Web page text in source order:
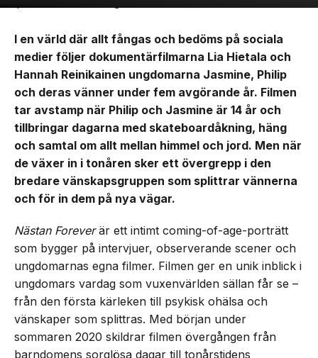
I en värld där allt fångas och bedöms på sociala
medier följer dokumentärfilmarna Lia Hietala och
Hannah Reinikainen ungdomarna Jasmine, Philip
och deras vänner under fem avgörande år. Filmen
tar avstamp när Philip och Jasmine är 14 år och
tillbringar dagarna med skateboardåkning, häng
och samtal om allt mellan himmel och jord. Men när
de växer in i tonåren sker ett övergrepp i den
bredare vänskapsgruppen som splittrar vännerna
och för in dem på nya vägar.
Nästan Foreverär ett intimt coming-of-age-porträtt
som bygger på intervjuer, observerande scener och
ungdomarnas egna filmer. Filmen ger en unik inblick i
ungdomars vardag som vuxenvärlden sällan får se –
från den första kärleken till psykisk ohälsa och
vänskaper som splittras. Med början under
sommaren 2020 skildrar filmen övergången från
barndomens sorglösa dagar till tonårstidens